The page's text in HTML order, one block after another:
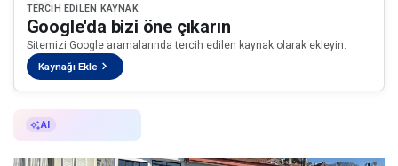
TERCIH EDILEN KAYNAK
Google'da bizi öne çıkarın
Sitemizi Google aramalarında tercih edilen kaynak olarak ekleyin.
Kaynağı Ekle
AI